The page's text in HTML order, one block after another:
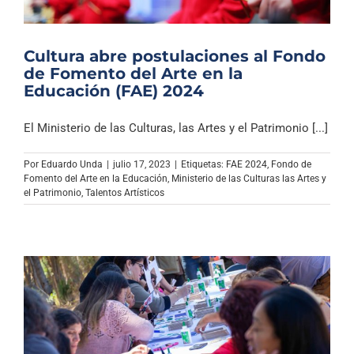
Cultura abre postulaciones al Fondo
de Fomento del Arte en la
Educación (FAE) 2024
El Ministerio de las Culturas, las Artes y el Patrimonio [...]
Por Eduardo Unda | julio 17, 2023 | Etiquetas: FAE 2024 Fondo de
Fomento del Arte en la Educación Ministerio de las Culturas las Artes y
el Patrimonio Talentos Artísticos